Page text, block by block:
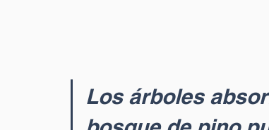
Los árboles